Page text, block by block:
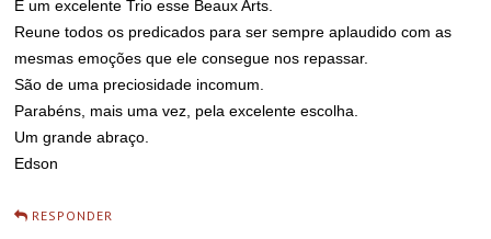
É um excelente Trio esse Beaux Arts.
Reune todos os predicados para ser sempre aplaudido com as
mesmas emoções que ele consegue nos repassar.
São de uma preciosidade incomum.
Parabéns, mais uma vez, pela excelente escolha.
Um grande abraço.
Edson
RESPONDER